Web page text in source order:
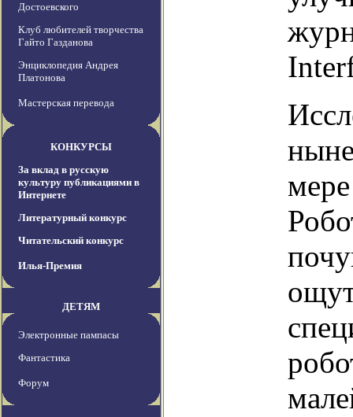
Достоевского
Клуб любителей творчества
Гайто Газданова
Энциклопедия Андрея
Платонова
Мастерская перевода
КОНКУРСЫ
За вклад в русскую
культуру публикациями в
Интернете
Литературный конкурс
Читательский конкурс
Илья-Премия
ДЕТЯМ
Электронные пампасы
Фантастика
Форум